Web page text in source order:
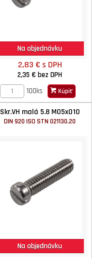
Na objednávku
2,83 € s DPH
2,35 €bez DPH
100ks
Kúpiť
Skr.VH malá 5.8 M05x010
DIN 920 ISO STN 021130.20
Na objednávku